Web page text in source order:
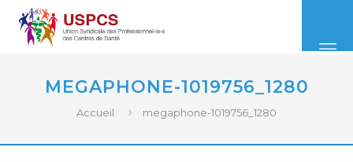
MEGAPHONE-1019756_1280
Accueil megaphone-1019756_1280